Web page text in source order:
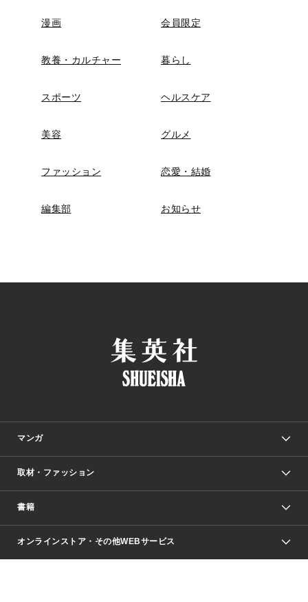
漫画 会員限定
教養・カルチャー 暮らし
スポーツ ヘルスケア
美容 グルメ
ファッション 恋愛・結婚
編集部 お知らせ
マンガ
少年マンガ
Vジャンプ
週刊ヤングジャンプ
取材・ファッション
Seventeen
芸能・情報・スポーツ
書籍
文芸・文庫・総合
オンラインストア・その他WEBサービス